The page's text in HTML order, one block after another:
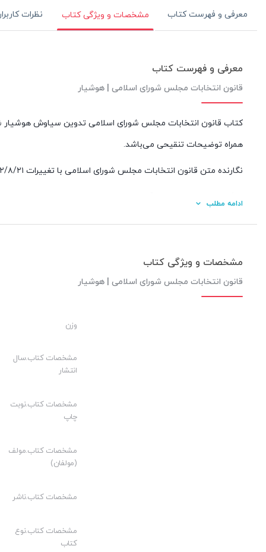
معرفی و فهرست کتاب مشخصات و ویژگی کتاب نظرات
معرفی و فهرست کتاب
قانون انتخابات مجلس شورای اسلامی | هوشیار
کتاب قانون انتخابات مجلس شورای اسلامی تدوین سیاوش هوشیار
همراه توضیحات تنقیحی می‌باشد.
نگارنده متن قانون انتخابات مجلس شورای اسلامی با تغییرات ۱۴۰۲/۸/۲۱ بروزرسانی کرده است و ارجاعات و توضیحات مورد نیاز زیرنویس شده است.
سیاوش هوشیار ارائه شده است.
ویژگی های کتاب قانون انتخابات مجلس شورای اسلامی
اصول مرتبط از قانون اساسی جمهوری اسلامی ایران
قانون نظارت شورای نگهبان برانتخابات مجلس شورای اسلامی مصوب ۱۳۶۵/۵/۹ با اصلاحات تا
قانون تغییر حوزه انتخابیه داوطلبان نمایندگی مجلس شورای
همراه با حاشیه نویسی و ارجاعات مرتبط در زیرنویس
ادامه مطلب
مشخصات و ویژگی کتاب
قانون انتخابات مجلس شورای اسلامی | هوشیار
وزن
مشخصات کتاب.سال
انتشار
مشخصات کتاب.نوبت
چاپ
مشخصات کتاب.مولف
(مولفان)
مشخصات کتاب.ناشر
مشخصات کتاب.نوع
کتاب